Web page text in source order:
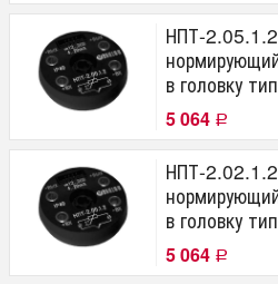
НПТ-
в головку
5 064 Р
НПТ-
в головку
5 064 Р